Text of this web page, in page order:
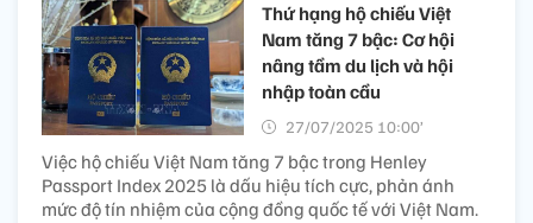
Thứ hạng hộ chiếu Việt
Nam tăng 7 bậc: Cơ hội
nâng tầm du lịch và hội
nhập toàn cầu
27/07/2025 10:00’
Việc hộ chiếu Việt Nam tăng 7 bậc trong Henley
Passport Index 2025 là dấu hiệu tích cực, phản ánh
mức độ tín nhiệm của cộng đồng quốc tế với Việt Nam.